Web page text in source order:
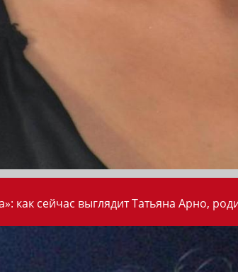
как сейчас выглядит Татьяна Арно,